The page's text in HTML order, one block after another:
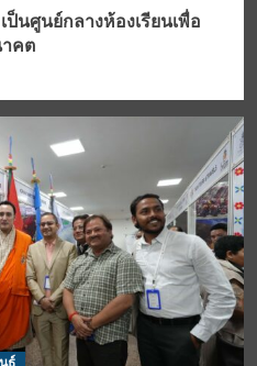
นศูนย์กลางห้องเรียนเพื่อ
คต